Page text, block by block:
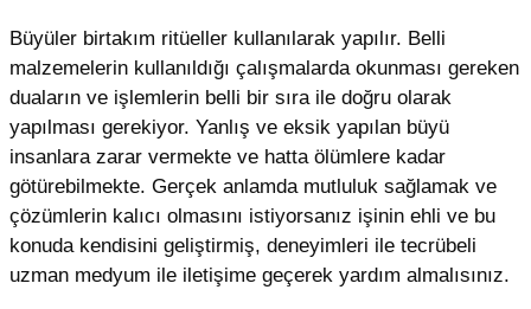
Büyüler birtakım ritüeller kullanılarak yapılır. Belli
malzemelerin kullanıldığı çalışmalarda okunması gereken
duaların ve işlemlerin belli bir sıra ile doğru olarak
yapılması gerekiyor. Yanlış ve eksik yapılan büyü
insanlara zarar vermekte ve hatta ölümlere kadar
götürebilmekte. Gerçek anlamda mutluluk sağlamak ve
çözümlerin kalıcı olmasını istiyorsanız işinin ehli ve bu
konuda kendisini geliştirmiş, deneyimleri ile tecrübeli
uzman medyum ile iletişime geçerek yardım almalısınız.